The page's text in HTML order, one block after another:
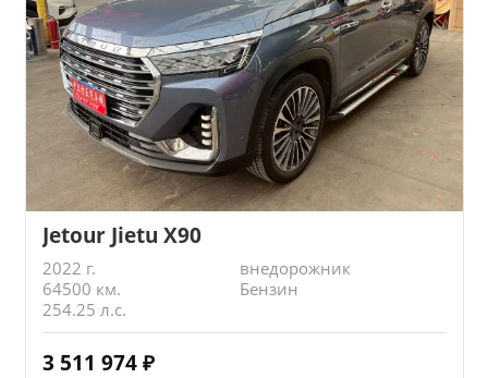
Jetour Jietu X90
2022 г.
внедорожник
64500 км.
Бензин
254.25 л.с.
3 511 974 ₽